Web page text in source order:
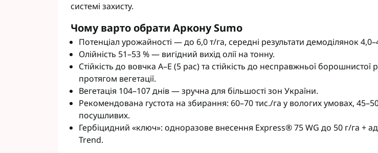
Фунгіциди Для Часнику
Фунгіциди Для садів
Фунгіциди Для буряка
Контактні фунгіциди
Фунгіциди АХТ
Фунгіциди Corteva
Фунгіциди Пест ЮА
Мікродобрива для
Мікродобрива
Мікродобрива NERTUS
Мікродобрива
Агро
системі захисту.
Чому варто обрати Аркону Sumo
Потенціал урожайності — до 6,0 т/га, середні результати демоділянок
Олійність 51–53 % — вигідний вихід олії на тонну.
Стійкість до вовчка A–E (5 рас) та стійкість до несправжньої борошнистої
протягом вегетації.
Вегетація 104–107 днів — зручна для більшості зон України.
Рекомендована густота на збирання: 60–70 тис./га у вологих умовах,
посушливих.
Гербіцидний «ключ»: одноразове внесення Express® 75 WG до 50 г/га +
Trend.